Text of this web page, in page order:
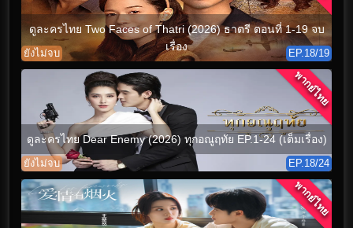
ดูละครไทย Two Faces of Thatri (2026) ธาตรี ตอนที่ 1-19 จบ
เรื่อง
ยังไม่จบ EP.18/19
ดูละครไทย Dear Enemy (2026) ทุกอณูฤทัย EP.1-24 (เต็มเรื่อง)
ยังไม่จบ EP.18/24
พากย์ไทย
พากย์ไทย